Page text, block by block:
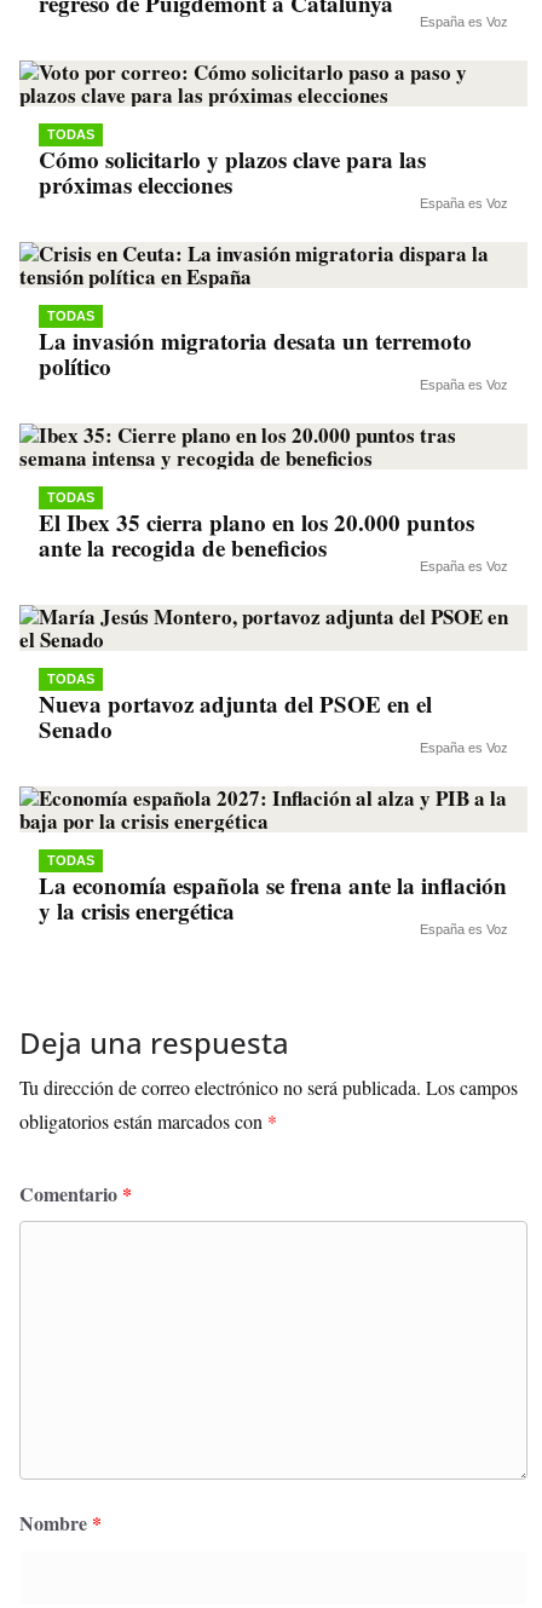
España es Voz
TODAS
Cómo solicitarlo y plazos clave para las
próximas elecciones
España es Voz
TODAS
La invasión migratoria desata un terremoto
político
España es Voz
TODAS
El Ibex 35 cierra plano en los 20.000 puntos
ante la recogida de beneficios
España es Voz
TODAS
Nueva portavoz adjunta del PSOE en el
Senado
España es Voz
TODAS
La economía española se frena ante la inflación
y la crisis energética
España es Voz
Deja una respuesta
Tu dirección de correo electrónico no será publicada. Los campos
obligatorios están marcados con *
Comentario *
Nombre *